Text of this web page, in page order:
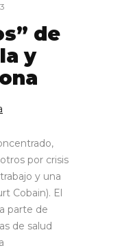
de
y
por crisis
y una
Cobain). El
parte de
de salud